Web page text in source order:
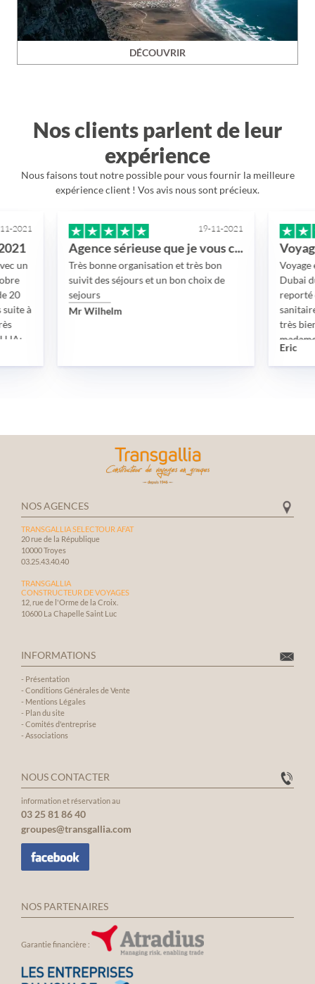
DÉCOUVRIR
Nos clients parlent de leur
expérience
Nous faisons tout notre possible pour vous fournir la meilleure
expérience client ! Vos avis nous sont précieux.
19-11-2021
Agence sérieuse que je vous conseille
Très bonne organisation et très bon
suivit des séjours et un bon choix de
Mr Wilhelm
Voyage en
Dubai durant 7
reporté d’une
sanitaires
très bien passé
madame LEAUX
disponibilité
impliquée, tant
qui a permis de
NOS AGENCES
TRANSGALLIA SELECTOUR AFAT
20 rue de la République
10000 Troyes
03.25.43.40.40
TRANSGALLIA
CONSTRUCTEUR DE VOYAGES
12, rue de l'Orme de la Croix.
10600 La Chapelle Saint Luc
INFORMATIONS
- Présentation
- Conditions Générales de Vente
- Mentions Légales
- Plan du site
- Comités d'entreprise
- Associations
NOUS CONTACTER
information et réservation au
03 25 81 86 40
groupes@transgallia.com
NOS PARTENAIRES
Garantie financière :